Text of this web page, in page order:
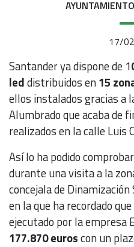
17/
Santander ya dispone de 1
leddistribuidos en15
ellos instalados gracias a
Alumbrado que acaba de
realizados en la calle Luis
Así lo ha podido
durante una visita a la
concejala de
en la que ha recordado
ejecutado por la empresa
177.870 euroscon un